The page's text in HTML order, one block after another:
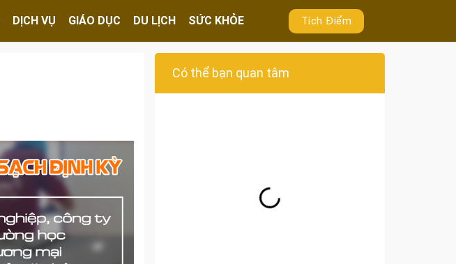
DỊCH VỤ GIÁO DỤC DU LỊCH SỨC KHỎE Tích Điểm
Có thể bạn quan tâm